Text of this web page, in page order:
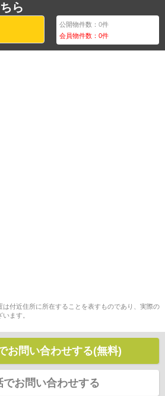
ら
公開物件数：0件
会員物件数：0件
付近住所に所在することを表すものであり、実際の
ます。
お問い合わせする(無料)
でお問い合わせする